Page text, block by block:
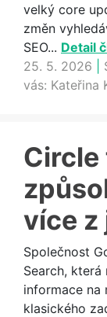
velký core
změn
SEO... Detail
25. 5. 2026
vás: Kateřina
Circle
více z
Společnost
Search,
informace na
klasického